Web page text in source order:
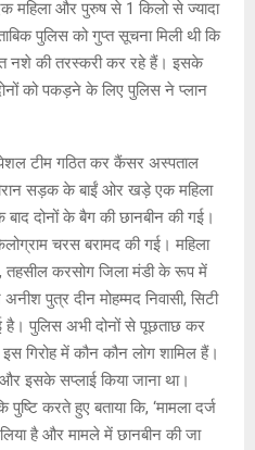
महिला और पुरुष से 1 किलो से ज्यादा
पुलिस को गुप्त सूचना मिली थी कि
नशे की तरस्करी कर रहे हैं। इसके
को पकड़ने के लिए पुलिस ने प्लान
टीम गठित कर कैंसर अस्पताल
सड़क के बाईं ओर खड़े एक महिला
दोनों के बैग की छानबीन की गई।
चरस बरामद की गई। महिला
तहसील करसोग जिला मंडी के रूप में
पुत्र दीन मोहम्मद निवासी, सिटी
है। पुलिस अभी दोनों से पूछताछ कर
गिरोह में कौन कौन लोग शामिल हैं।
इसके सप्लाई किया जाना था।
करते हुए बताया कि, ‘मामला दर्ज
है और मामले में छानबीन की जा